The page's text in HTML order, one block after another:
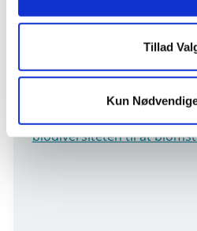
Tillad
Kun
I Södras skove skabes der
bliver der dyrket ansvarlig
præmisser. En elg med et
biodiversiteten til at